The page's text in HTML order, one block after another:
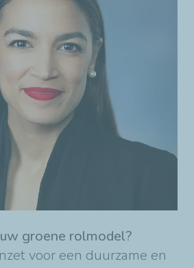
groene rolmodel?
voor een duurzame en